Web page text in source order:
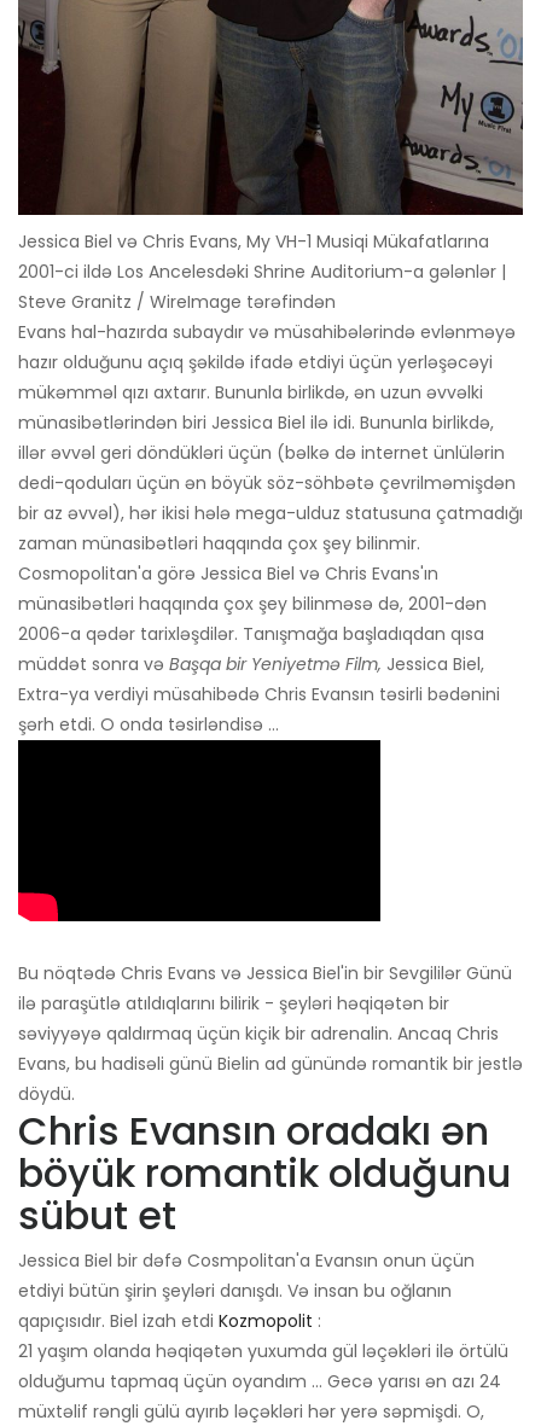
Jessica Biel və Chris Evans, My VH-1 Musiqi Mükafatlarına
2001-ci ildə Los Ancelesdəki Shrine Auditorium-a gələnlər |
Steve Granitz / WireImage tərəfindən
Evans hal-hazırda subaydır və müsahibələrində evlənməyə
hazır olduğunu açıq şəkildə ifadə etdiyi üçün yerləşəcəyi
mükəmməl qızı axtarır. Bununla birlikdə, ən uzun əvvəlki
münasibətlərindən biri Jessica Biel ilə idi. Bununla birlikdə,
illər əvvəl geri döndükləri üçün (bəlkə də internet ünlülərin
dedi-qoduları üçün ən böyük söz-söhbətə çevrilməmişdən
bir az əvvəl), hər ikisi hələ mega-ulduz statusuna çatmadığı
zaman münasibətləri haqqında çox şey bilinmir.
Cosmopolitan'a görə Jessica Biel və Chris Evans'ın
münasibətləri haqqında çox şey bilinməsə də, 2001-dən
2006-a qədər tarixləşdilər. Tanışmağa başladıqdan qısa
müddət sonra və Başqa bir Yeniyetmə Film, Jessica Biel,
Extra-ya verdiyi müsahibədə Chris Evansın təsirli bədənini
şərh etdi. O onda təsirləndisə ...
Bu nöqtədə Chris Evans və Jessica Biel'in bir Sevgililər Günü
ilə paraşütlə atıldıqlarını bilirik - şeyləri həqiqətən bir
səviyyəyə qaldırmaq üçün kiçik bir adrenalin. Ancaq Chris
Evans, bu hadisəli günü Bielin ad günündə romantik bir jestlə
döydü.
Chris Evansın oradakı ən
böyük romantik olduğunu
sübut et
Jessica Biel bir dəfə Cosmpolitan'a Evansın onun üçün
etdiyi bütün şirin şeyləri danışdı. Və insan bu oğlanın
qapıçısıdır. Biel izah etdi Kozmopolit :
21 yaşım olanda həqiqətən yuxumda gül ləçəkləri ilə örtülü
olduğumu tapmaq üçün oyandım ... Gecə yarısı ən azı 24
müxtəlif rəngli gülü ayırıb ləçəkləri hər yerə səpmişdi. O,